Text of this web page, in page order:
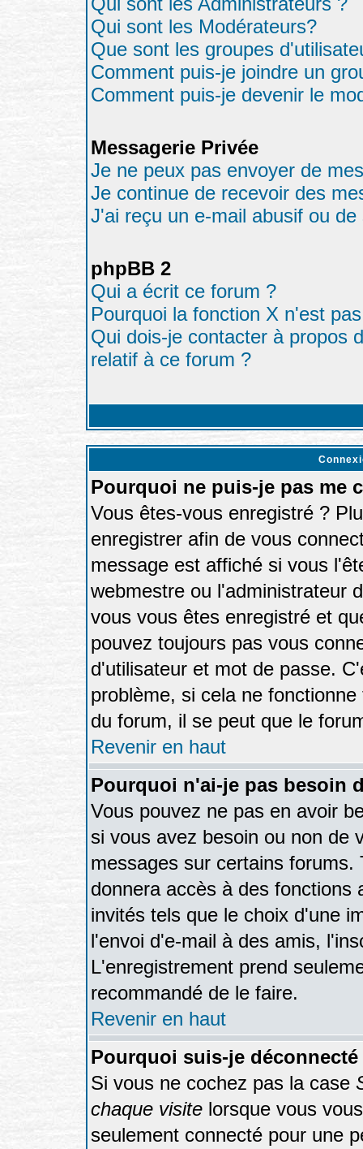
Qui sont les Modérateurs?
Que sont les groupes
Comment puis-je joindre un
Comment puis-je devenir le
Messagerie Privée
Je ne peux pas envoyer de
Je continue de recevoir des
J'ai reçu un e-mail abusif ou
phpBB 2
Qui a écrit ce forum ?
Pourquoi la fonction X n'est
Qui dois-je contacter à propos
relatif à ce forum ?
Pourquoi ne puis-je pas me
Vous êtes-vous enregistré ?
enregistrer afin de vous
message est affiché si vous
webmestre ou l'administrateur
vous vous êtes enregistré et
pouvez toujours pas vous
d'utilisateur et mot de passe.
problème, si cela ne
du forum, il se peut que le
Revenir en haut
Pourquoi n'ai-je pas besoin
Vous pouvez ne pas en avoir
si vous avez besoin ou non de
messages sur certains
donnera accès à des fonctions
invités tels que le choix d'une
l'envoi d'e-mail à des amis,
L'enregistrement prend
recommandé de le faire.
Revenir en haut
Pourquoi suis-je
Si vous ne cochez pas la case
chaque visite lorsque vous
seulement connecté pour une